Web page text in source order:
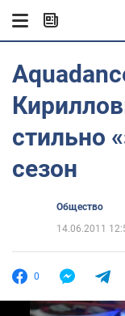
стильно
сезон
Общество
14.06.2011
0